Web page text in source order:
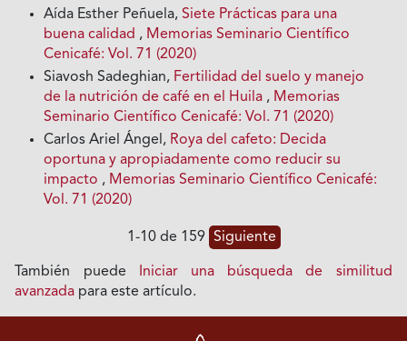
Aída Esther Peñuela,Siete Prácticas para una
buena calidad , Memorias Seminario Científico
Cenicafé: Vol. 71 (2020)
Siavosh Sadeghian, Fertilidad del suelo y manejo
de la nutrición de café en el Huila , Memorias
Seminario Científico Cenicafé: Vol. 71 (2020)
Carlos Ariel Ángel, Roya del cafeto: Decida
oportuna y apropiadamente como reducir su
impacto , Memorias Seminario Científico Cenicafé:
Vol. 71 (2020)
1-10 de 159 Siguiente
También puede
Iniciar una búsqueda de similitud
avanzada para este artículo.